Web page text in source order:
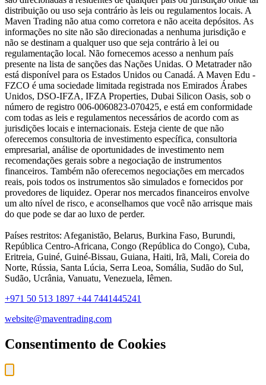
distribuição ou uso seja contrário às leis ou regulamentos locais. A
Maven Trading não atua como corretora e não aceita depósitos. As
informações no site não são direcionadas a nenhuma jurisdição e
não se destinam a qualquer uso que seja contrário à lei ou
regulamentação local. Não fornecemos acesso a nenhum país
presente na lista de sanções das Nações Unidas. O Metatrader não
está disponível para os Estados Unidos ou Canadá. A Maven Edu -
FZCO é uma sociedade limitada registrada nos Emirados Árabes
Unidos, DSO-IFZA, IFZA Properties, Dubai Silicon Oasis, sob o
número de registro 006-0060823-070425, e está em conformidade
com todas as leis e regulamentos necessários de acordo com as
jurisdições locais e internacionais. Esteja ciente de que não
oferecemos consultoria de investimento específica, consultoria
empresarial, análise de oportunidades de investimento nem
recomendações gerais sobre a negociação de instrumentos
financeiros. Também não oferecemos negociações em mercados
reais, pois todos os instrumentos são simulados e fornecidos por
provedores de liquidez. Operar nos mercados financeiros envolve
um alto nível de risco, e aconselhamos que você não arrisque mais
do que pode se dar ao luxo de perder.
Países restritos: Afeganistão, Belarus, Burkina Faso, Burundi,
República Centro-Africana, Congo (República do Congo), Cuba,
Eritreia, Guiné, Guiné-Bissau, Guiana, Haiti, Irã, Mali, Coreia do
Norte, Rússia, Santa Lúcia, Serra Leoa, Somália, Sudão do Sul,
Sudão, Ucrânia, Vanuatu, Venezuela, Iêmen.
+971 50 513 1897 +44 7441445241
website@maventrading.com
Consentimento de Cookies